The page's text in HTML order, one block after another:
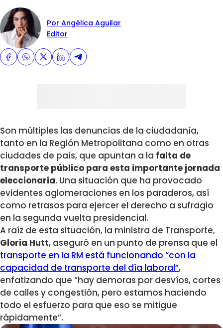
Por Angélica Aguilar
Editor
Son múltiples las denuncias de la ciudadanía,
tanto en la Región Metropolitana como en otras
ciudades de país, que apuntan a la falta de
transporte público para esta importante jornada
eleccionaria. Una situación que ha provocado
evidentes aglomeraciones en los paraderos, así
como retrasos para ejercer el derecho a sufragio
en la segunda vuelta presidencial.
A raíz de esta situación, la ministra de Transporte,
Gloria Hutt, aseguró en un punto de prensa que el
transporte en la RM está funcionando “con la
capacidad de transporte del día laboral”,
enfatizando que “hay demoras por desvíos, cortes
de calles y congestión, pero estamos haciendo
todo el esfuerzo para que eso se mitigue
rápidamente”.